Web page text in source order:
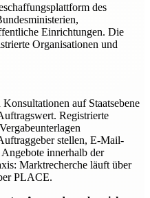
des
Einrichtungen. Die
Organisationen und
auf Staatsebene
Registrierte
stellen, E-Mail-
innerhalb der
Marktrecherche läuft über
PLACE.